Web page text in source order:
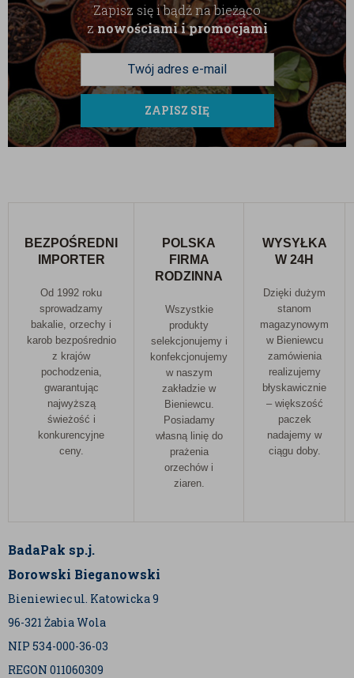
Zapisz się i bądź na bieżąco
znowościami i promocjami
ZAPISZ SIĘ
BEZPOŚREDNI
IMPORTER
Od 1992 roku
sprowadzamy
bakalie, orzechy i
karob bezpośrednio
z krajów
pochodzenia,
gwarantując
najwyższą
świeżość i
konkurencyjne
ceny.
POLSKA
FIRMA
RODZINNA
Wszystkie
produkty
selekcjonujemy i
konfekcjonujemy
w naszym
zakładzie w
Bieniewcu.
Posiadamy
własną linię do
prażenia
orzechów i
ziaren.
WYSYŁKA
W 24H
Dzięki dużym
stanom
magazynowym
w Bieniewcu
zamówienia
realizujemy
błyskawicznie
– większość
paczek
nadajemy w
ciągu doby.
BadaPak sp.j.
Borowski Bieganowski
Bieniewiec ul. Katowicka 9
96-321 Żabia Wola
NIP 534-000-36-03
REGON 011060309